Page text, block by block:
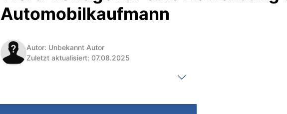
Automobilkaufmann
Autor: Unbekannt Autor
Zuletzt aktualisiert: 07.08.2025